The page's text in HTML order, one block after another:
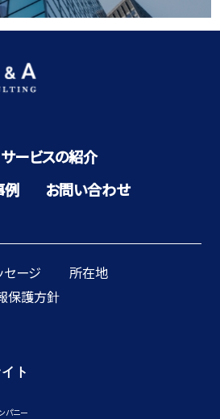
サービスの紹介
例 お問い合わせ
セージ
所在地
保護方針
ト
パニー